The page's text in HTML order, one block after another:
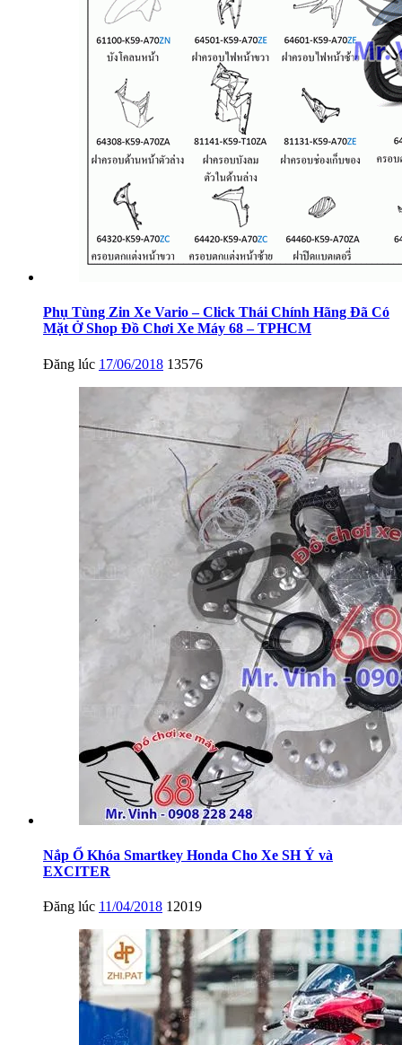
Phụ Tùng Zin Xe Vario – Click Thái Chính Hãng Đã Có
Mặt Ở Shop Đồ Chơi Xe Máy 68 – TPHCM
Đăng lúc 17/06/2018 13576
Nắp Ổ Khóa Smartkey Honda Cho Xe SH Ý và
EXCITER
Đăng lúc 11/04/2018 12019